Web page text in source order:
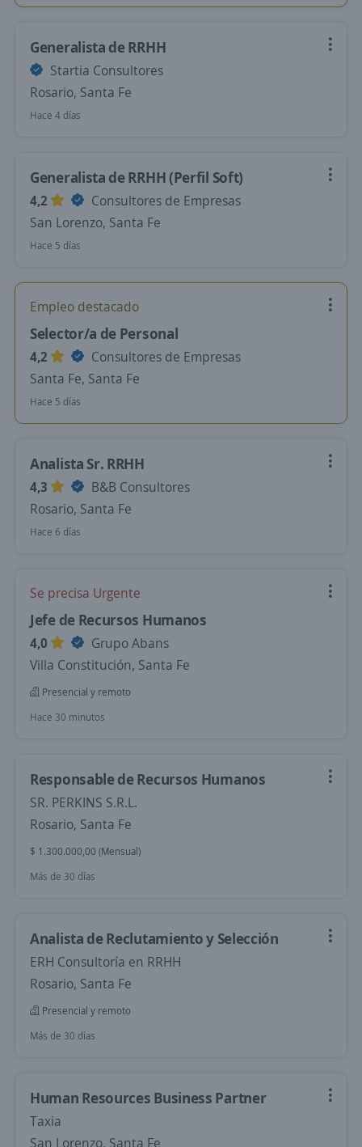
Generalista de RRHH
Startia Consultores
Rosario, Santa Fe
Hace 4 días
Generalista de RRHH (Perfil Soft)
4,2
Consultores de Empresas
San Lorenzo, Santa Fe
Hace 5 días
Empleo destacado
Selector/a de Personal
4,2
Consultores de Empresas
Santa Fe, Santa Fe
Hace 5 días
Analista Sr. RRHH
4,3
B&B Consultores
Rosario, Santa Fe
Hace 6 días
Se precisa Urgente
Jefe de Recursos Humanos
4,0
Grupo Abans
Villa Constitución, Santa Fe
Presencial y remoto
Hace 30 minutos
Responsable de Recursos Humanos
SR. PERKINS S.R.L.
Rosario, Santa Fe
$ 1.300.000,00 (Mensual)
Más de 30 días
Analista de Reclutamiento y Selección
ERH Consultoría en RRHH
Rosario, Santa Fe
Presencial y remoto
Más de 30 días
Human Resources Business Partner
Taxia
San Lorenzo, Santa Fe